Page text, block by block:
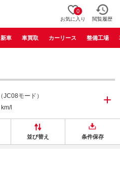
0
お気に入り 閲覧履歴
新車 車買取 カーリース 整備工場
（JC08モード）
km/l
並び替え 条件保存